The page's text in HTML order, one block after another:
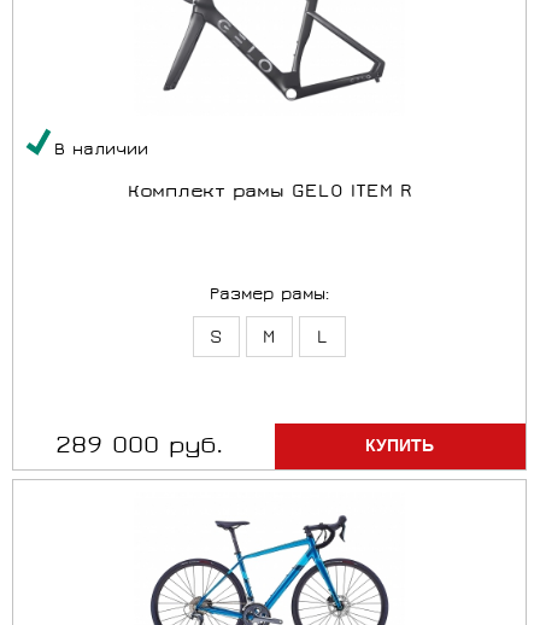
В наличии
Комплект рамы GELO ITEM R
Размер рамы:
S M L
289 000 руб.